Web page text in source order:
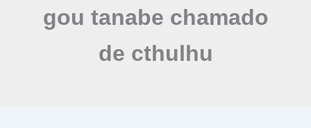
gou tanabe chamado
de cthulhu